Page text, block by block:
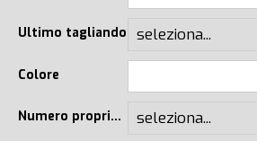
Ultimo tagliando
Colore
Numero proprietari